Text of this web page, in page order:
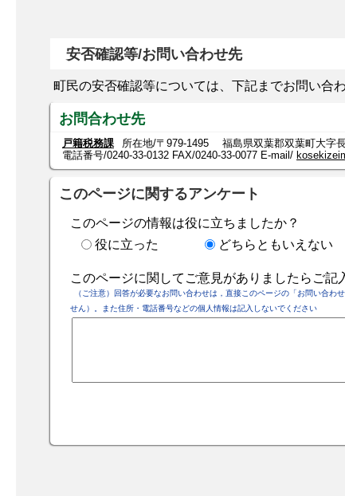
安否確認等/お問い合わせ先
町民の安否確認等については、下記までお問い合
お問合わせ先
戸籍税務課
所在地/〒979-1495 福島県双葉郡双葉町大字
電話番号/0240-33-0132 FAX/0240-33-0077 E-mail/
このページに関するアンケート
このページの情報は役に立ちましたか？
役に立った
どちらともいえない
このページに関してご意見がありましたらご記
（ご注意）回答が必要なお問い合わせは，直接このページの「お問い合
せん）。また住所・電話番号などの個人情報は記入しないでください